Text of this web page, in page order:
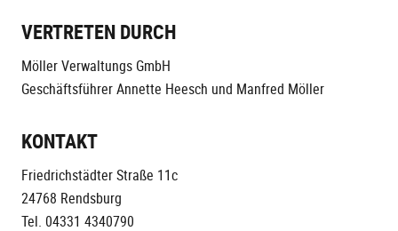
VERTRETEN DURCH
Möller Verwaltungs GmbH
Geschäftsführer Annette Heesch und Manfred Möller
KONTAKT
Friedrichstädter Straße 11c
24768 Rendsburg
Tel. 04331 4340790